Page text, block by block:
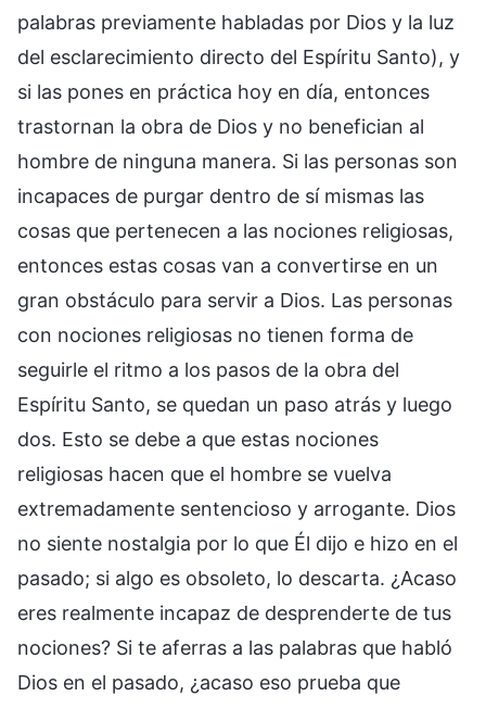
palabras previamente habladas por Dios y la luz
del esclarecimiento directo del Espíritu Santo), y
si las pones en práctica hoy en día, entonces
trastornan la obra de Dios y no benefician al
hombre de ninguna manera. Si las personas son
incapaces de purgar dentro de sí mismas las
cosas que pertenecen a las nociones religiosas,
entonces estas cosas van a convertirse en un
gran obstáculo para servir a Dios. Las personas
con nociones religiosas no tienen forma de
seguirle el ritmo a los pasos de la obra del
Espíritu Santo, se quedan un paso atrás y luego
dos. Esto se debe a que estas nociones
religiosas hacen que el hombre se vuelva
extremadamente sentencioso y arrogante. Dios
no siente nostalgia por lo que Él dijo e hizo en el
pasado; si algo es obsoleto, lo descarta. ¿Acaso
eres realmente incapaz de desprenderte de tus
nociones? Si te aferras a las palabras que habló
Dios en el pasado, ¿acaso eso prueba que